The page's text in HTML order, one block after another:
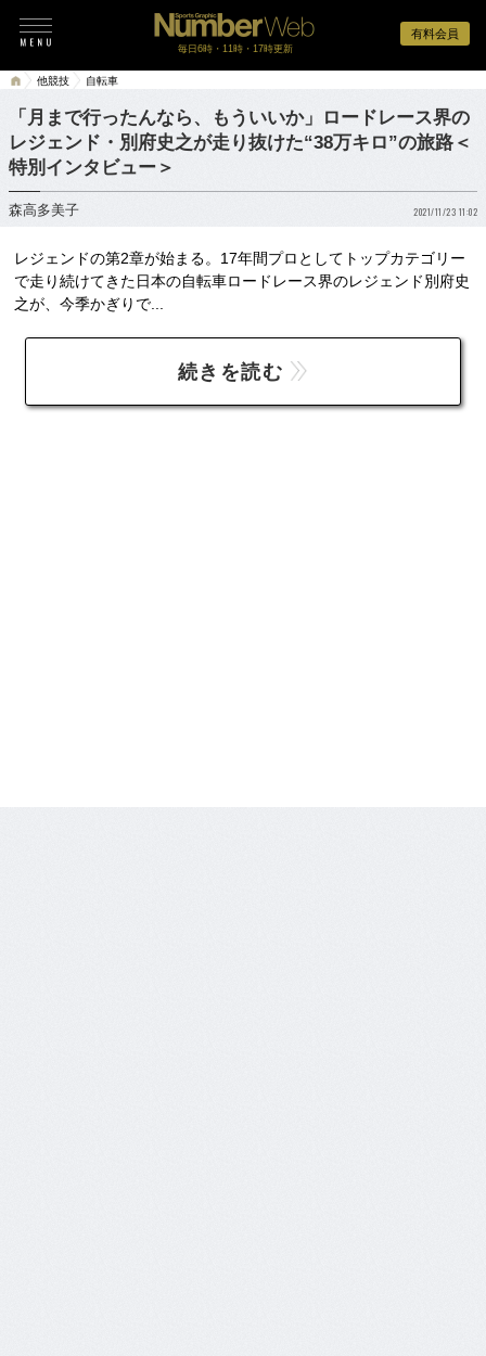
有料会員
毎日6時・11時・17時更新
他競技 自転車
「月まで行ったんなら、もういいか」ロードレース界の
レジェンド・別府史之が走り抜けた“38万キロ”の旅路＜
特別インタビュー＞
森高多美子 2021/11/23 11:02
レジェンドの第2章が始まる。17年間プロとしてトップカテゴリー
で走り続けてきた日本の自転車ロードレース界のレジェンド別府史
之が、今季かぎりで...
続きを読む